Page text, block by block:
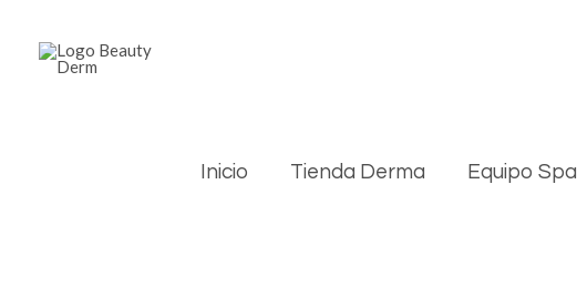
Inicio Tienda Derma Equipo Spa